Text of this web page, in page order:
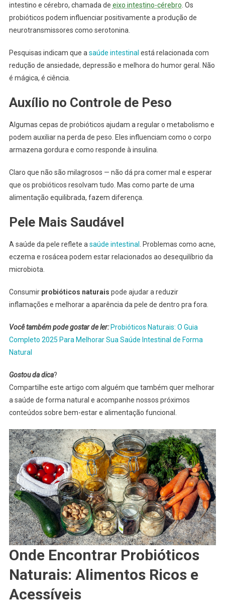
intestino e cérebro, chamada de eixo intestino-cérebro . Os
probióticos podem influenciar positivamente a produção de
neurotransmissores como serotonina.
Pesquisas indicam que a saúde intestinal está relacionada com
redução de ansiedade, depressão e melhora do humor geral. Não
é mágica, é ciência.
Auxílio no Controle de Peso
Algumas cepas de probióticos ajudam a regular o metabolismo e
podem auxiliar na perda de peso. Eles influenciam como o corpo
armazena gordura e como responde à insulina.
Claro que não são milagrosos — não dá pra comer mal e esperar
que os probióticos resolvam tudo. Mas como parte de uma
alimentação equilibrada, fazem diferença.
Pele Mais Saudável
A saúde da pele reflete a saúde intestinal
. Problemas como acne,
eczema e rosácea podem estar relacionados ao desequilíbrio da
microbiota.
Consumir probióticos naturais pode ajudar a reduzir
inflamações e melhorar a aparência da pele de dentro pra fora.
Você também pode gostar de ler: Probióticos Naturais: O Guia
Completo 2025 Para Melhorar Sua Saúde Intestinal de Forma
Natural
Gostou da dica?
Compartilhe este artigo com alguém que também quer melhorar
a saúde de forma natural e acompanhe nossos próximos
conteúdos sobre bem-estar e alimentação funcional.
Onde Encontrar Probióticos
Naturais: Alimentos Ricos e
Acessíveis